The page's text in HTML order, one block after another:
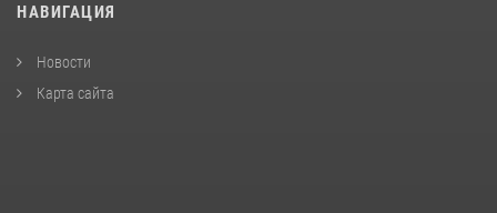
НАВИГАЦИЯ
Новости
Карта сайта